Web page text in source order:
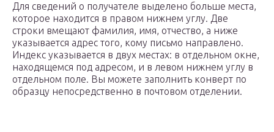
Для сведений о получателе выделено больше места,
которое находится в правом нижнем углу. Две
строки вмещают фамилия, имя, отчество, а ниже
указывается адрес того, кому письмо направлено.
Индекс указывается в двух местах: в отдельном окне,
находящемся под адресом, и в левом нижнем углу в
отдельном поле. Вы можете заполнить конверт по
образцу непосредственно в почтовом отделении.